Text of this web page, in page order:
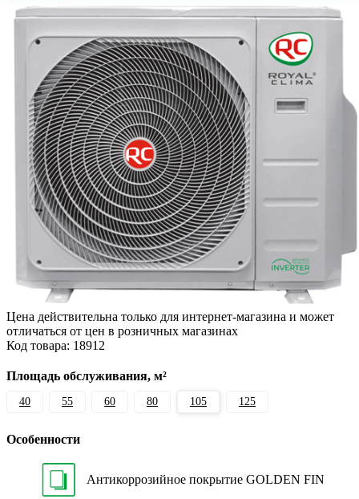
Цена действительна только для интернет-магазина и может
отличаться от цен в розничных магазинах
Код товара: 18912
Площадь обслуживания, м²
40 55 60 80 105 125
Особенности
Антикоррозийное покрытие GOLDEN FIN